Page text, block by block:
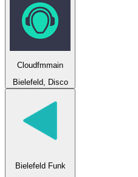
Cloudfmmain
Bielefeld, Disco
Bielefeld Funk